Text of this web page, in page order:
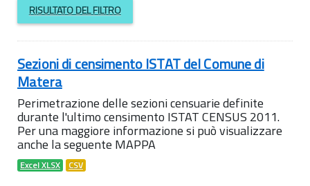
RISULTATO DEL FILTRO
Sezioni di censimento ISTAT del Comune di
Matera
Perimetrazione delle sezioni censuarie definite
durante l'ultimo censimento ISTAT CENSUS 2011.
Per una maggiore informazione si può visualizzare
anche la seguente MAPPA
Excel XLSX CSV